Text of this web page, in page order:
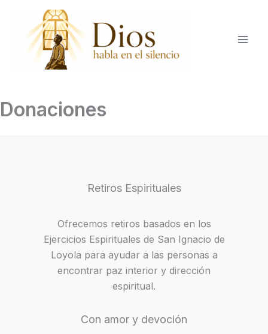
contenido
Donaciones
Retiros Espirituales
Ofrecemos retiros basados en los
Ejercicios Espirituales de San Ignacio de
Loyola para ayudar a las personas a
encontrar paz interior y dirección
espiritual.
Con amor y devoción